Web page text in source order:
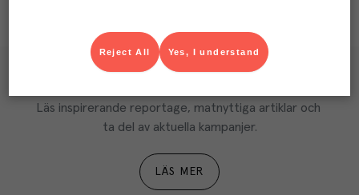
Läs inspirerande reportage, matnyttiga artiklar och
ta del av aktuella kampanjer.
LÄS MER
Yes, I understand
Reject All